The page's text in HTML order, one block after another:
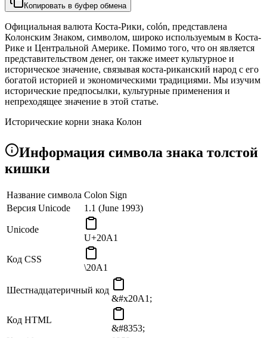
Копировать в буфер обмена
Официальная валюта Коста-Рики, colón, представлена
Колонским Знаком, символом, широко используемым в Коста-
Рике и Центральной Америке. Помимо того, что он является
представительством денег, он также имеет культурное и
историческое значение, связывая коста-риканский народ с его
богатой историей и экономическими традициями. Мы изучим
исторические предпосылки, культурные применения и
непреходящее значение в этой статье.
Исторические корни знака Колон
Коста-риканский colón (CRC), валюта с историей, которая
восходит к XIX веку, символизируется «Колоновым Знаком».
Само слово «colón» является отражением лингвистического и
культурного влияния испанского языка на эту область.
Культурное значение
Знак Колон является культурной эмблемой, которая
представляет собой отдельную идентичность, ценности и
наследие коста-риканского народа. Это больше, чем просто
представление валюты страны. Оно охватывает
сосуществование предпринимательства и культуры, которое
уже давно имеет важное значение для коста-риканского
Использование знака Колон
Коста-риканский colón (CRC) представлен Колонским
Знаком как официальная валюта страны. Он
Информация символа знака толстой
кишки
Название символа Colon Sign
Версия Unicode
1.1 (June 1993)
Unicode
U+20A1
Код CSS
\20A1
Шестнадцатеричный код
&#x20A1;
Код HTML
&#8353;